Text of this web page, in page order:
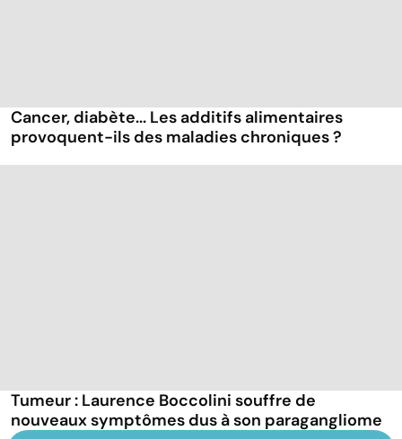
Cancer, diabète... Les additifs alimentaires
provoquent-ils des maladies chroniques ?
Tumeur : Laurence Boccolini souffre de
nouveaux symptômes dus à son paragangliome